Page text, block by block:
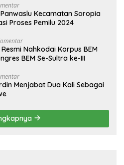
Kecamatan Soropia
Proses Pemilu 2024
Resmi Nahkodai Korpus BEM
BEM Se-Sultra ke-III
Menjabat Dua Kali Sebagai